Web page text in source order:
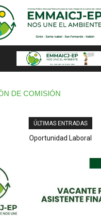
DE COMISIÓN
ÚLTIMAS ENTRADAS
Oportunidad Laboral